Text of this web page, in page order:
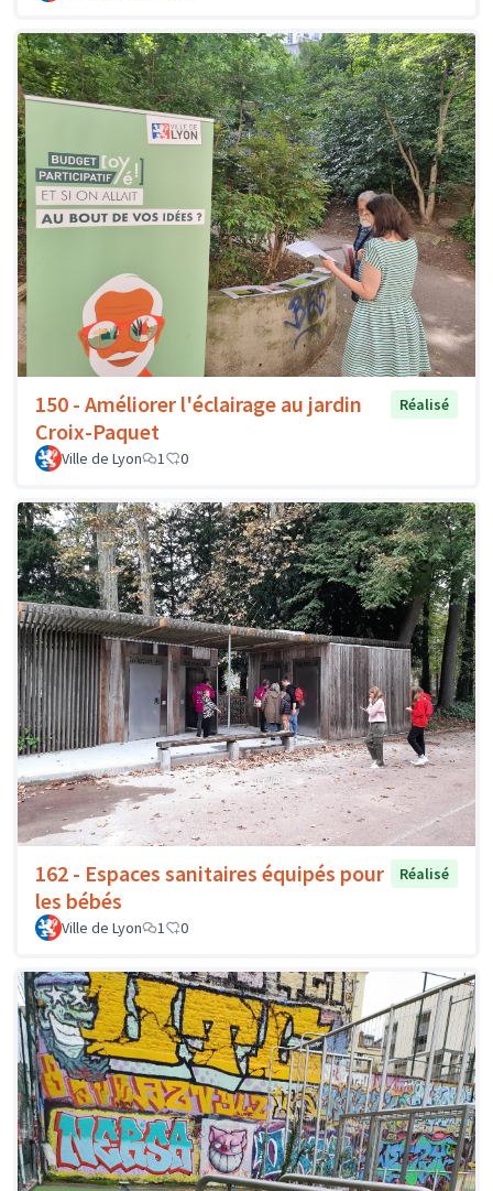
150 - Améliorer l'éclairage au jardin
Croix-Paquet
Réalisé
Ville de Lyon 1 0
162 - Espaces sanitaires équipés pour
les bébés
Réalisé
Ville de Lyon 1 0